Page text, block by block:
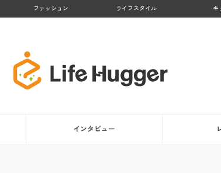
ファッション ライフスタイル キ
インタビュー